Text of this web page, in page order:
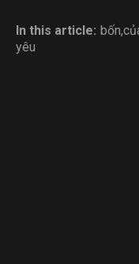
In this article: bốn,
yêu